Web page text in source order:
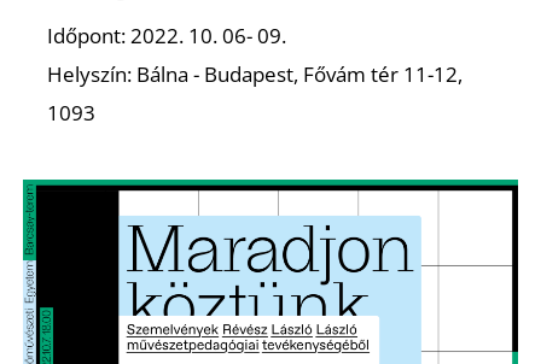
Időpont: 2022. 10. 06- 09.
Helyszín: Bálna - Budapest, Fővám tér 11-12,
1093